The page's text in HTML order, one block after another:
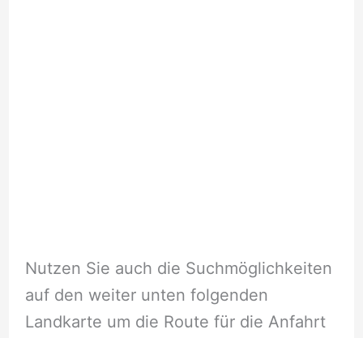
Nutzen Sie auch die Suchmöglichkeiten
auf den weiter unten folgenden
Landkarte um die Route für die Anfahrt